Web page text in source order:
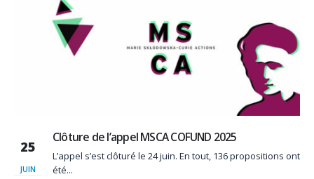
25
JUIN
Clôture de l’appel MSCA COFUND 2025
L’appel s’est clôturé le 24 juin. En tout, 136 propositions ont
été...